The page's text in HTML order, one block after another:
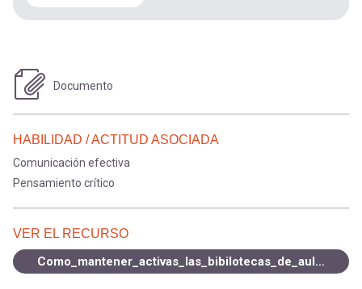
Documento
HABILIDAD / ACTITUD ASOCIADA
Comunicación efectiva
Pensamiento crítico
VER EL RECURSO
Como_mantener_activas_las_bibilotecas_de_aula.pdf